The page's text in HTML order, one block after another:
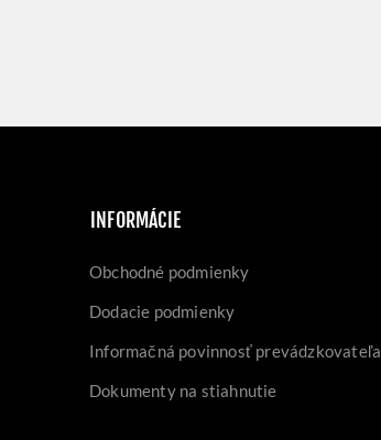
INFORMÁCIE
Obchodné podmienky
Dodacie podmienky
Informačná povinnosť prevádzkovateľa
Dokumenty na stiahnutie